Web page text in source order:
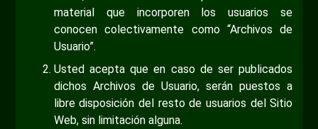
material que incorporen los usuarios se
conocen colectivamente como “Archivos de
Usuario”.
Usted acepta que en caso de ser publicados
dichos Archivos de Usuario, serán puestos a
libre disposición del resto de usuarios del Sitio
Web, sin limitación alguna.